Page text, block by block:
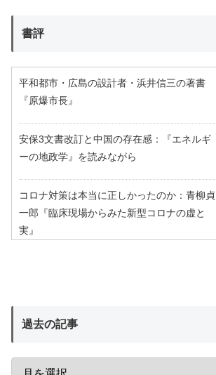
書評
平和都市・広島の設計者・浜井信三の著書
『原爆市長』
安保3文書改訂と中国の存在感：『エネルギ
ーの地政学』を読みながら
コロナ対策は本当に正しかったのか：青柳貞
一郎『臨床現場からみた新型コロナの虚と
実』
過去の記事